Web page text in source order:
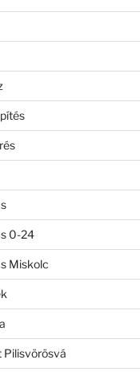
0-24
Miskolc
Pilisvörösvá